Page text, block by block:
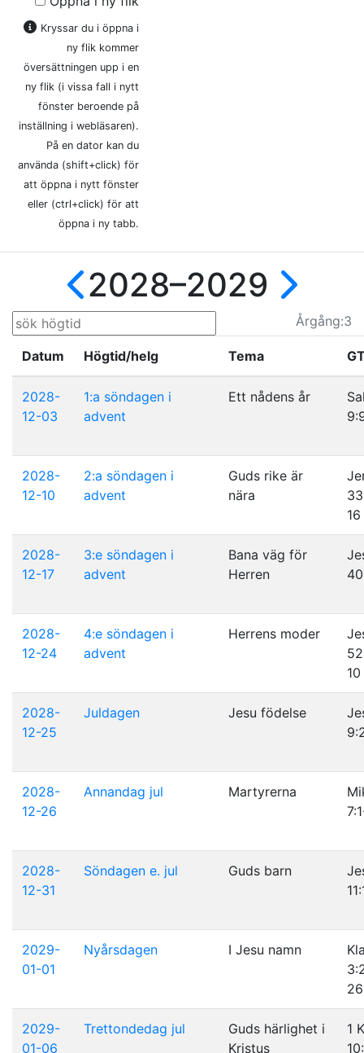
Kryssar du i öppna i
ny flik kommer
översättningen upp i en
ny flik (i vissa fall i nytt
fönster beroende på
inställning i webläsaren).
På en dator kan du
använda (shift+click) för
att öppna i nytt fönster
eller (ctrl+click) för att
öppna i ny tabb.
2028–2029
Årgång:3
Datum Högtid/helg Tema
2028-
12-03
1:a söndagen i
advent
Ett nådens år
2028-
12-10
2:a söndagen i
advent
Guds rike är
nära
16
2028-
12-17
3:e söndagen i
advent
Bana väg för
Herren
2028-
12-24
4:e söndagen i
advent
Herrens moder
10
2028-
12-25
Juldagen Jesu födelse
2028-
12-26
Annandag jul Martyrerna
2028-
12-31
Söndagen e. jul Guds barn
2029-
01-01
Nyårsdagen I Jesu namn
26
2029-
01-06
Trettondedag jul
Guds härlighet i
Kristus
1